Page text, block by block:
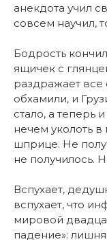
анекдота учил
совсем научил,
Бодрость
ящичек с
раздражает все
обхамили, и
стало, а теперь
нечем уколоть в
шприце. Не
не получилось.
Вспухает,
вспухает, что
мировой
падение»: